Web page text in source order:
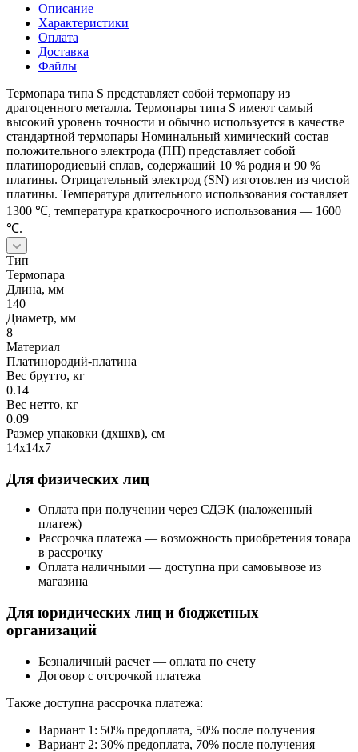
Описание
Характеристики
Оплата
Доставка
Файлы
Термопара типа S представляет собой термопару из
драгоценного металла. Термопары типа S имеют самый
высокий уровень точности и обычно используется в качестве
стандартной термопары Номинальный химический состав
положительного электрода (ПП) представляет собой
платинородиевый сплав, содержащий 10 % родия и 90 %
платины. Отрицательный электрод (SN) изготовлен из чистой
платины. Температура длительного использования составляет
1300 ℃, температура краткосрочного использования — 1600
℃.
Тип
Термопара
Длина, мм
140
Диаметр, мм
8
Материал
Платинородий-платина
Вес брутто, кг
0.14
Вес нетто, кг
0.09
Размер упаковки (дхшхв), см
14х14х7
Для физических лиц
Оплата при получении через СДЭК (наложенный
платеж)
Рассрочка платежа — возможность приобретения товара
в рассрочку
Оплата наличными — доступна при самовывозе из
магазина
Для юридических лиц и бюджетных
организаций
Безналичный расчет — оплата по счету
Договор с отсрочкой платежа
Также доступна рассрочка платежа:
Вариант 1: 50% предоплата, 50% после получения
Вариант 2: 30% предоплата, 70% после получения